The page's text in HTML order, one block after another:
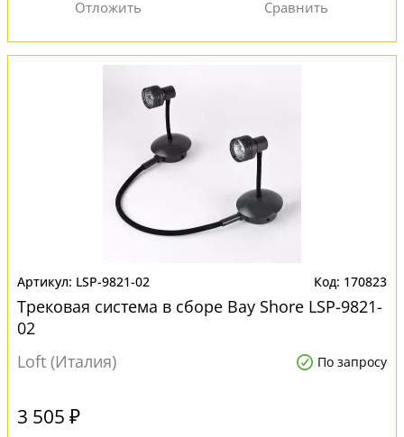
LSP-9821-02 170823
Трековая система в сборе Bay Shore LSP-9821-
02
Loft (Италия)
По запросу
3 505 ₽